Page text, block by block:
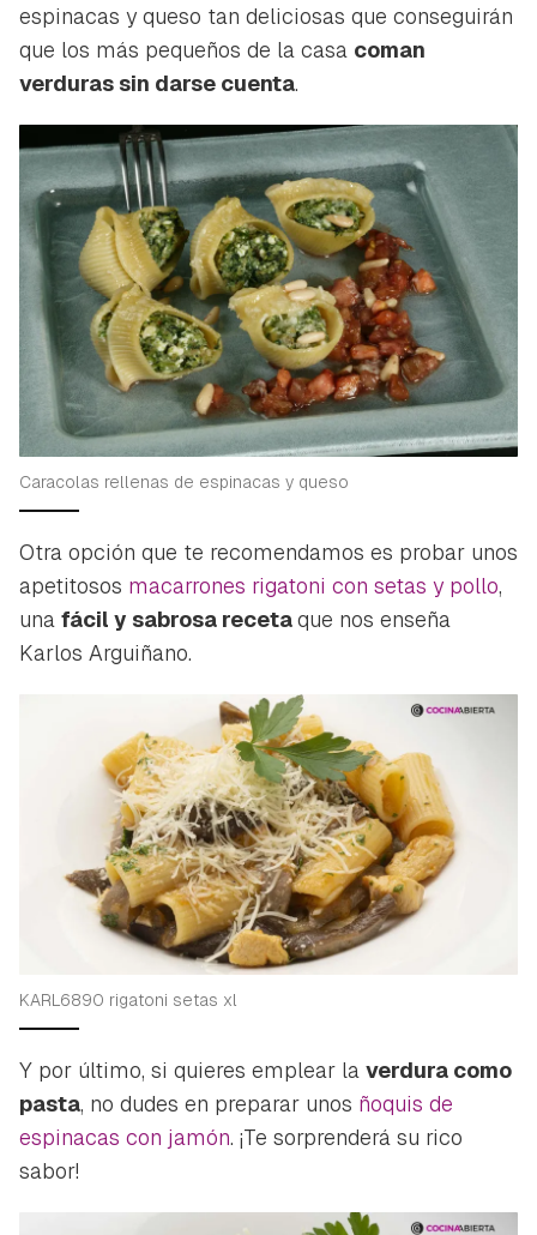
espinacas y queso tan deliciosas que conseguirán
que los más pequeños de la casa coman
verduras sin darse cuenta.
Caracolas rellenas de espinacas y queso
Otra opción que te recomendamos es probar unos
apetitosos macarrones rigatoni con setas y pollo,
una fácil y sabrosa recetaque nos enseña
Karlos Arguiñano.
KARL6890 rigatoni setas xl
Y por último, si quieres emplear la verdura como
pasta, no dudes en preparar unos ñoquis de
espinacas con jamón. ¡Te sorprenderá su rico
sabor!